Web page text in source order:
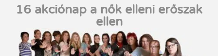
16 akciónap a nők elleni erőszak
ellen